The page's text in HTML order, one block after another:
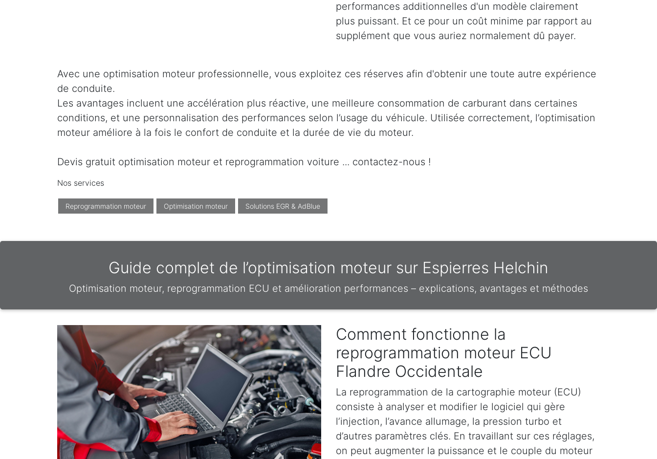
performances additionnelles d'un modèle clairement
plus puissant. Et ce pour un coût minime par rapport au
supplément que vous auriez normalement dû payer.
Avec une optimisation moteur professionnelle, vous exploitez ces réserves afin d'obtenir une toute autre expérience
de conduite.
Les avantages incluent une accélération plus réactive, une meilleure consommation de carburant dans certaines
conditions, et une personnalisation des performances selon l’usage du véhicule. Utilisée correctement, l’optimisation
moteur améliore à la fois le confort de conduite et la durée de vie du moteur.
Devis gratuit optimisation moteur et reprogrammation voiture ... contactez-nous !
Nos services
Reprogrammation moteur Optimisation moteur Solutions EGR & AdBlue
Guide complet de l’optimisation moteur sur Espierres Helchin
Optimisation moteur, reprogrammation ECU et amélioration performances – explications, avantages et méthodes
Comment fonctionne la
reprogrammation moteur ECU
Flandre Occidentale
La reprogrammation de la cartographie moteur (ECU)
consiste à analyser et modifier le logiciel qui gère
l’injection, l’avance allumage, la pression turbo et
d’autres paramètres clés. En travaillant sur ces réglages,
on peut augmenter la puissance et le couple du moteur